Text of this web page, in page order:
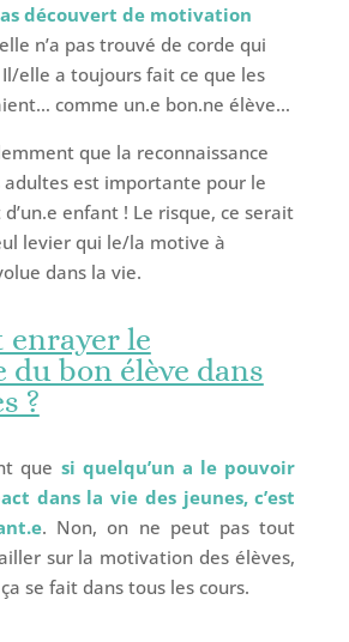
découvert de motivation
n’a pas trouvé de corde qui
elle a toujours fait ce que les
comme un.e bon.ne élève…
que la reconnaissance
adultes est importante pour le
enfant ! Le risque, ce serait
levier qui le/la motive à
dans la vie.
enrayer le
du bon élève dans
?
que si quelqu’un a le pouvoir
dans la vie des jeunes, c’est
. Non, on ne peut pas tout
sur la motivation des élèves,
se fait dans tous les cours.